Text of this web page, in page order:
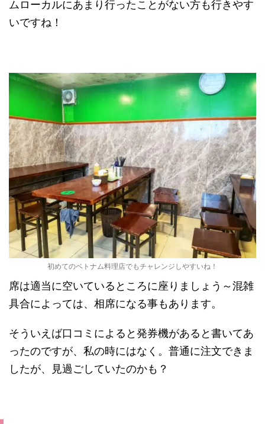
ムローカルにあまり行ったことがない方も行きやす
いですね！
初めてのベトナム料理店でもチャレンジしやすいね！
席は適当に空いているところに座りましょう～混雑
具合によっては、相席になる事もあります。
そういえば口コミによると発券機があると書いてあ
ったのですが、私の時にはなく。普通に注文できま
したが、見過ごしていたのかも？